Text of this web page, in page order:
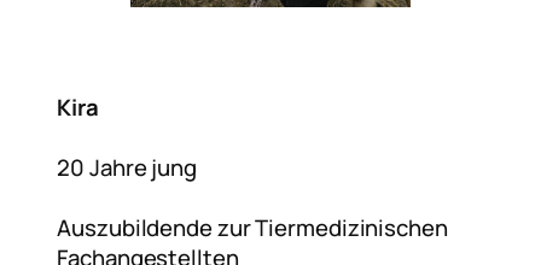
Kira
20 Jahre jung
Auszubildende zur Tiermedizinischen
Fachangestellten